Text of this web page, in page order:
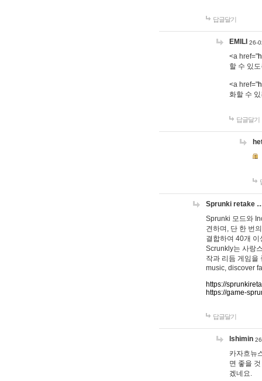
답글달기
EMILI 26-
<a href="
할 수 있
<a href="
화할 수
답글달기
Sprunki retake
Sprunki 모드와
견하며, 단 한 번
결합하여 40개
Scrunkly는 사랑
작과 리듬 게임을
music, discover
https://
https://game-
답글달기
lshimin
카자흐뉴
면 좋을
겠네요.